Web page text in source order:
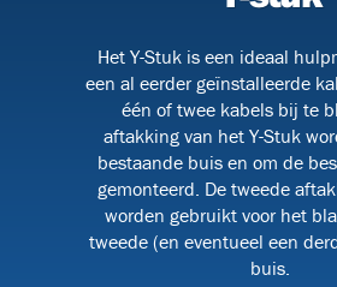
Het Y-Stuk is een ideaal
een al eerder geïnstalleerde
één of twee kabels bij te
aftakking van het Y-Stuk
bestaande buis en om de
gemonteerd. De tweede
worden gebruikt voor het
tweede (en eventueel een
buis.